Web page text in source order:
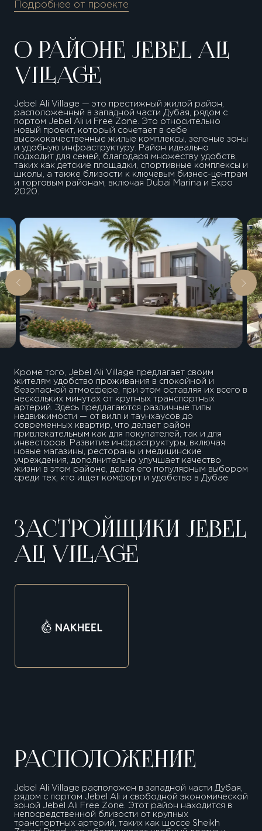
Подробнее от проекте
О РАЙОНЕ JEBEL ALI
VILLAGE
Jebel Ali Village — это престижный жилой район,
расположенный в западной части Дубая, рядом с
портом Jebel Ali и Free Zone. Это относительно
новый проект, который сочетает в себе
высококачественные жилые комплексы, зеленые зоны
и удобную инфраструктуру. Район идеально
подходит для семей, благодаря множеству удобств,
таких как детские площадки, спортивные комплексы и
школы, а также близости к ключевым бизнес-центрам
и торговым районам, включая Dubai Marina и Expo
2020.
Кроме того, Jebel Ali Village предлагает своим
жителям удобство проживания в спокойной и
безопасной атмосфере, при этом оставляя их всего в
нескольких минутах от крупных транспортных
артерий. Здесь предлагаются различные типы
недвижимости — от вилл и таунхаусов до
современных квартир, что делает район
привлекательным как для покупателей, так и для
инвесторов. Развитие инфраструктуры, включая
новые магазины, рестораны и медицинские
учреждения, дополнительно улучшает качество
жизни в этом районе, делая его популярным выбором
среди тех, кто ищет комфорт и удобство в Дубае.
ЗАСТРОЙЩИКИ JEBEL
ALI VILLAGE
РАСПОЛОЖЕНИЕ
Jebel Ali Village расположен в западной части Дубая,
рядом с портом Jebel Ali и свободной экономической
зоной Jebel Ali Free Zone. Этот район находится в
непосредственной близости от крупных
транспортных артерий, таких как шоссе Sheikh